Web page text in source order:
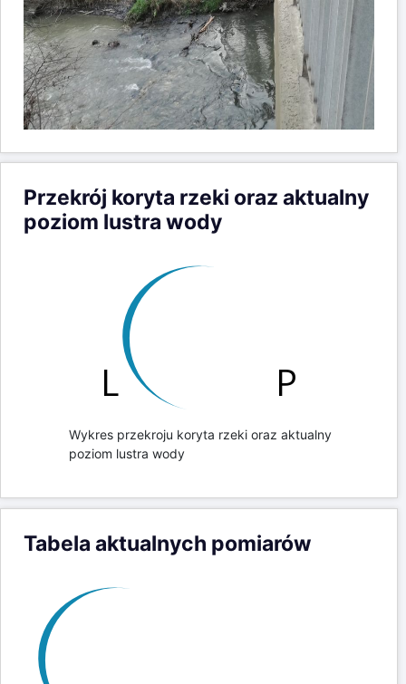
Przekrój koryta rzeki oraz aktualny
poziom lustra wody
Wykres przekroju koryta rzeki oraz aktualny
poziom lustra wody
Tabela aktualnych pomiarów